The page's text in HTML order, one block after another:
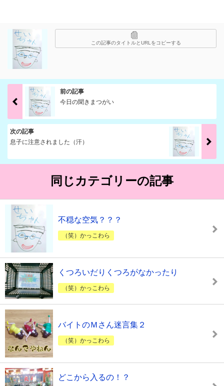
この記事のタイトルとURLをコピーする
前の記事
今日の聞きまつがい
次の記事
息子に注意されました（汗）
同じカテゴリーの記事
不穏な空気？？？
（笑）かっこわら
くつろいだりくつろがなかったり
（笑）かっこわら
バイトのＭさん迷言集２
（笑）かっこわら
どこから入るの！？